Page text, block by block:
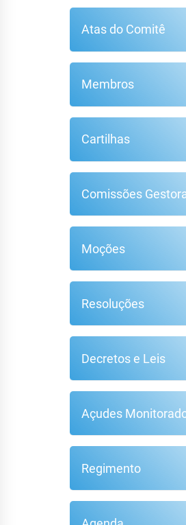
Atas do Comitê
Membros
Cartilhas
Comissões
Moções
Resoluções
Decretos e Leis
Açudes
Regimento